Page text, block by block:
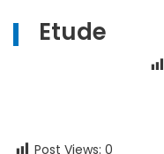
Etude
Post Views: 0